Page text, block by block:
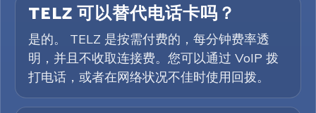
TELZ 可以替代电话卡吗？
是的。 TELZ 是按需付费的，每分钟费率透
明，并且不收取连接费。您可以通过 VoIP 拨
打电话，或者在网络状况不佳时使用回拨。